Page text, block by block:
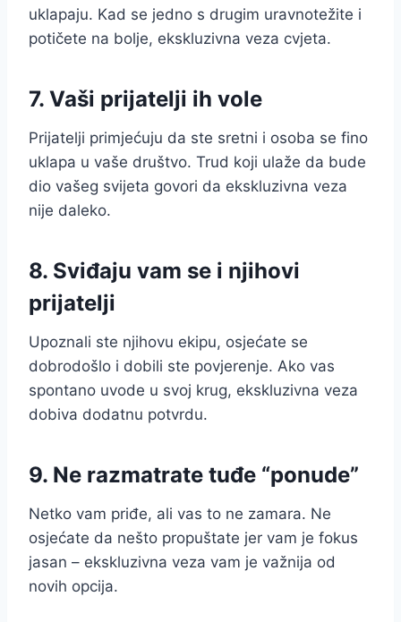
uklapaju. Kad se jedno s drugim uravnotežite i
potičete na bolje, ekskluzivna veza cvjeta.
7. Vaši prijatelji ih vole
Prijatelji primjećuju da ste sretni i osoba se fino
uklapa u vaše društvo. Trud koji ulaže da bude
dio vašeg svijeta govori da ekskluzivna veza
nije daleko.
8. Sviđaju vam se i njihovi
prijatelji
Upoznali ste njihovu ekipu, osjećate se
dobrodošlo i dobili ste povjerenje. Ako vas
spontano uvode u svoj krug, ekskluzivna veza
dobiva dodatnu potvrdu.
9. Ne razmatrate tuđe “ponude”
Netko vam priđe, ali vas to ne zamara. Ne
osjećate da nešto propuštate jer vam je fokus
jasan – ekskluzivna veza vam je važnija od
novih opcija.